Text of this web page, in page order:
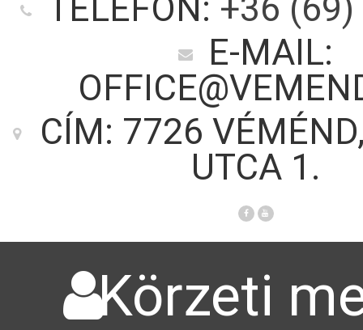
TELEFON: +36
E-MAIL:
CÍM: 7726
UTCA 1.
Körzeti